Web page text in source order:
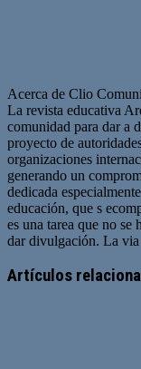
Acerca de Clio
La revista educativa
comunidad para dar a
proyecto de
organizaciones
generando un
dedicada
educación, que s
es una tarea que no se
dar divulgación. La via
web
Artículos